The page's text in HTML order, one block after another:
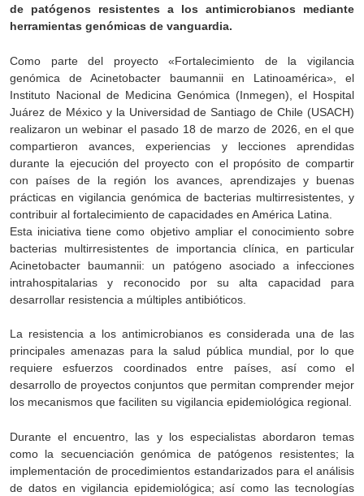
de patógenos resistentes a los antimicrobianos mediante
herramientas genómicas de vanguardia.
Como parte del proyecto «Fortalecimiento de la vigilancia
genómica de Acinetobacter baumannii en Latinoamérica», el
Instituto Nacional de Medicina Genómica (Inmegen), el Hospital
Juárez de México y la Universidad de Santiago de Chile (USACH)
realizaron un webinar el pasado 18 de marzo de 2026, en el que
compartieron avances, experiencias y lecciones aprendidas
durante la ejecución del proyecto con el propósito de compartir
con países de la región los avances, aprendizajes y buenas
prácticas en vigilancia genómica de bacterias multirresistentes, y
contribuir al fortalecimiento de capacidades en América Latina.
Esta iniciativa tiene como objetivo ampliar el conocimiento sobre
bacterias multirresistentes de importancia clínica, en particular
Acinetobacter baumannii: un patógeno asociado a infecciones
intrahospitalarias y reconocido por su alta capacidad para
desarrollar resistencia a múltiples antibióticos.
La resistencia a los antimicrobianos es considerada una de las
principales amenazas para la salud pública mundial, por lo que
requiere esfuerzos coordinados entre países, así como el
desarrollo de proyectos conjuntos que permitan comprender mejor
los mecanismos que faciliten su vigilancia epidemiológica regional.
Durante el encuentro, las y los especialistas abordaron temas
como la secuenciación genómica de patógenos resistentes; la
implementación de procedimientos estandarizados para el análisis
de datos en vigilancia epidemiológica; así como las tecnologías